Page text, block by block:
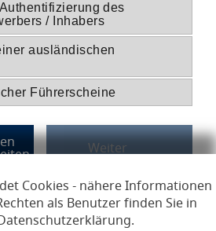
Cookies - nähere Informationen
als Benutzer finden Sie in
des
/ Inhabers
ausländischen
Führerscheine
Datenschutzerklärung,
Datenschutzerklärung